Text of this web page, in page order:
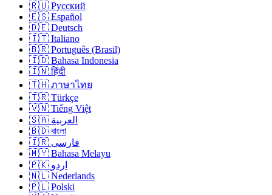
🇷🇺 Русский
🇪🇸 Español
🇩🇪 Deutsch
🇮🇹 Italiano
🇧🇷 Português (Brasil)
🇮🇩 Bahasa Indonesia
🇮🇳 हिंदी
🇹🇭 ภาษาไทย
🇹🇷 Türkçe
🇻🇳 Tiếng Việt
🇸🇦 العربية
🇧🇩 বাংলা
🇮🇷 فارسی
🇲🇾 Bahasa Melayu
🇵🇰 اردو
🇳🇱 Nederlands
🇵🇱 Polski